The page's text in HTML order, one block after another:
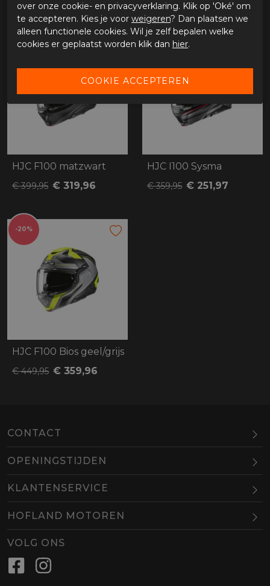
GERELATEERDE PRODUCTEN
-20%
HJC F100 matzwart
€ 399,95 € 319,96
-30%
HJC I100 Sysma
€ 359,95 € 251,97
-20%
HJC F100 Bios geel/grijs
€ 449,95 € 359,96
CONTACT
BEL EMAIL
OPENINGSTIJDEN
Maandag
Dinsdag
10.00-18.00
Woensdag
Donderdag
Vrijdag
KLANTENSERVICE
HOFLAND MOTOREN
VOLG ONS
over onze cookie- en privacyverklaring. Klik op 'Oké' om
te accepteren. Kies je voor weigeren? Dan plaatsen we
alleen functionele cookies. Wil je zelf bepalen welke
cookies er geplaatst worden klik dan hier.